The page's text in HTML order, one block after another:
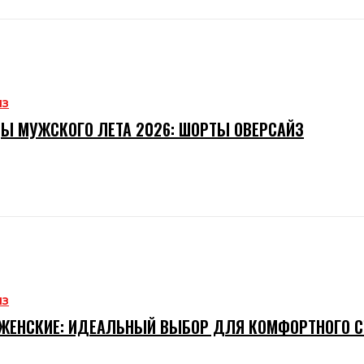
МУЖСКОГО ЛЕТА 2026: ШОРТЫ ОВЕРСАЙЗ
ИДЕАЛЬНЫЙ ВЫБОР ДЛЯ КОМФОРТНОГО